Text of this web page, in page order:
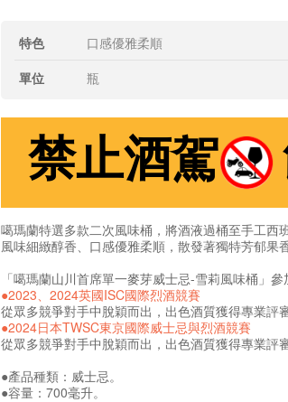
特色
口感優雅柔順
單位
瓶
禁止酒駕
噶瑪蘭特選多款二次風味桶，將酒液過桶至手工
風味細緻醇香、口感優雅柔順，散發著獨特芳郁果
「噶瑪蘭山川首席單一麥芽威士忌-雪莉風味桶」
●2023、2024英國ISC國際烈酒競賽
從眾多競爭對手中脫穎而出，出色酒質獲得專業評
●2024日本TWSC東京國際威士忌與烈酒競賽
從眾多競爭對手中脫穎而出，出色酒質獲得專業評
●產品種類：威士忌。
●容量：700毫升。